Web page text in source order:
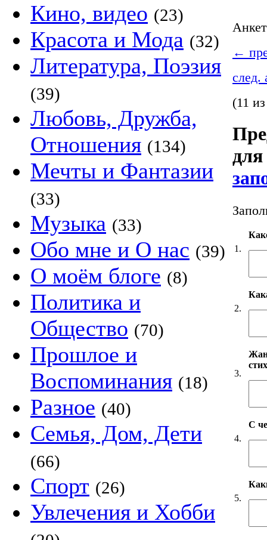
Кино, видео (23)
Красота и Мода (32)
Литература, Поэзия
(39)
Любовь, Дружба,
Отношения (134)
Мечты и Фантазии
(33)
Музыка (33)
Обо мне и О нас (39)
О моём блоге (8)
Политика и
Общество (70)
Прошлое и
Воспоминания (18)
Разное (40)
Семья, Дом, Дети
(66)
Спорт (26)
Увлечения и Хобби
←
след.
(11
1.
2.
3.
4.
С
5.